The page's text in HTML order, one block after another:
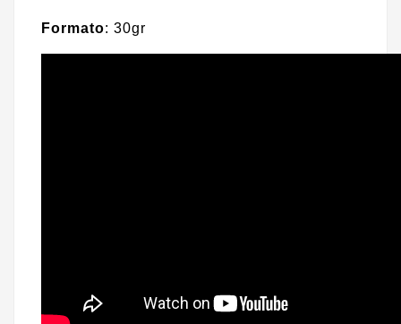
Formato: 30gr